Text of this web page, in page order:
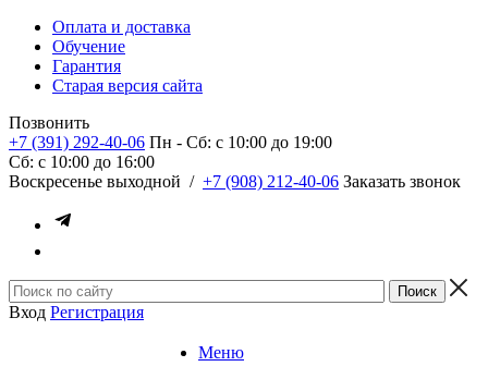
Оплата и доставка
Обучение
Гарантия
Старая версия сайта
Позвонить
+7 (391) 292-40-06 Пн - Сб: c 10:00 до 19:00
Сб: c 10:00 до 16:00
​Воскресенье выходной / +7 (908) 212-40-06 Заказать звонок
Вход Регистрация
Меню